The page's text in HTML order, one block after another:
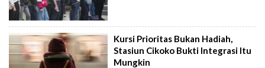
Kursi Prioritas Bukan Hadiah,
Stasiun Cikoko Bukti Integrasi Itu
Mungkin